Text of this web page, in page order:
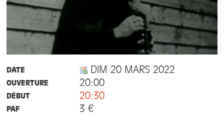
DATE DIM 20 MARS 2022
OUVERTURE 20:00
DÉBUT 20:30
PAF 3 €